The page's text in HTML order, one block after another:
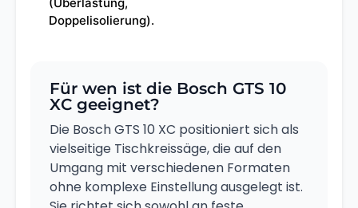
(Überlastung,
Doppelisolierung).
Für wen ist die Bosch GTS 10
XC geeignet?
Die Bosch GTS 10 XC positioniert sich als
vielseitige Tischkreissäge, die auf den
Umgang mit verschiedenen Formaten
ohne komplexe Einstellung ausgelegt ist.